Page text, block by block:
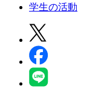
学生の活動